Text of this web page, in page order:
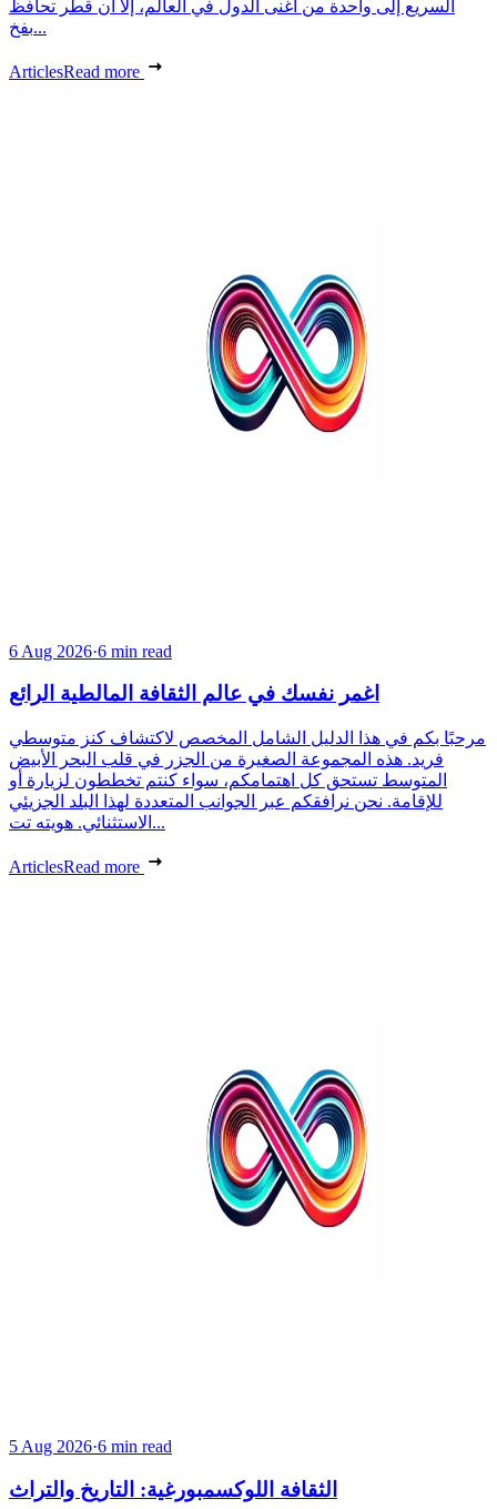
السريع إلى واحدة من أغنى الدول في العالم، إلا أن قطر تحافظ
بفخ...
ArticlesRead more
6 Aug 2026·6 min read
اغمر نفسك في عالم الثقافة المالطية الرائع
مرحبًا بكم في هذا الدليل الشامل المخصص لاكتشاف كنز متوسطي
فريد. هذه المجموعة الصغيرة من الجزر في قلب البحر الأبيض
المتوسط تستحق كل اهتمامكم، سواء كنتم تخططون لزيارة أو
للإقامة. نحن نرافقكم عبر الجوانب المتعددة لهذا البلد الجزيئي
الاستثنائي. هويته تت...
ArticlesRead more
5 Aug 2026·6 min read
الثقافة اللوكسمبورغية: التاريخ والتراث